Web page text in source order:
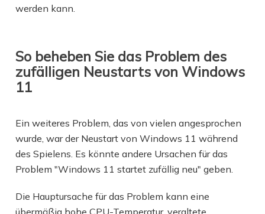
werden kann.
So beheben Sie das Problem des
zufälligen Neustarts von Windows
11
Ein weiteres Problem, das von vielen angesprochen
wurde, war der Neustart von Windows 11 während
des Spielens. Es könnte andere Ursachen für das
Problem "Windows 11 startet zufällig neu" geben.
Die Hauptursache für das Problem kann eine
übermäßig hohe CPU-Temperatur, veraltete